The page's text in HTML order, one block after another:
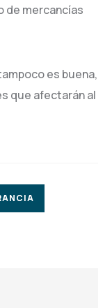
de mercancías
es buena,
que afectarán al